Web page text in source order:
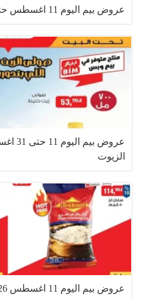
عروض بيم اليوم 11 اغسطس حتى 17 اغسطس 2026
الزيوت
عروض بيم اليوم 11 اغسطس 2026 خصومات الارز